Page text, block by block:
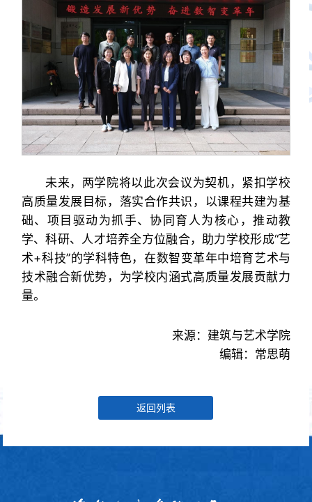
未来，两学院将以此次会议为契机，紧扣学校
高质量发展目标，落实合作共识，以课程共建为基
础、项目驱动为抓手、协同育人为核心，推动教
学、科研、人才培养全方位融合，助力学校形成“艺
术+科技”的学科特色，在数智变革年中培育艺术与
技术融合新优势，为学校内涵式高质量发展贡献力
量。
来源：建筑与艺术学院
编辑：常思萌
返回列表